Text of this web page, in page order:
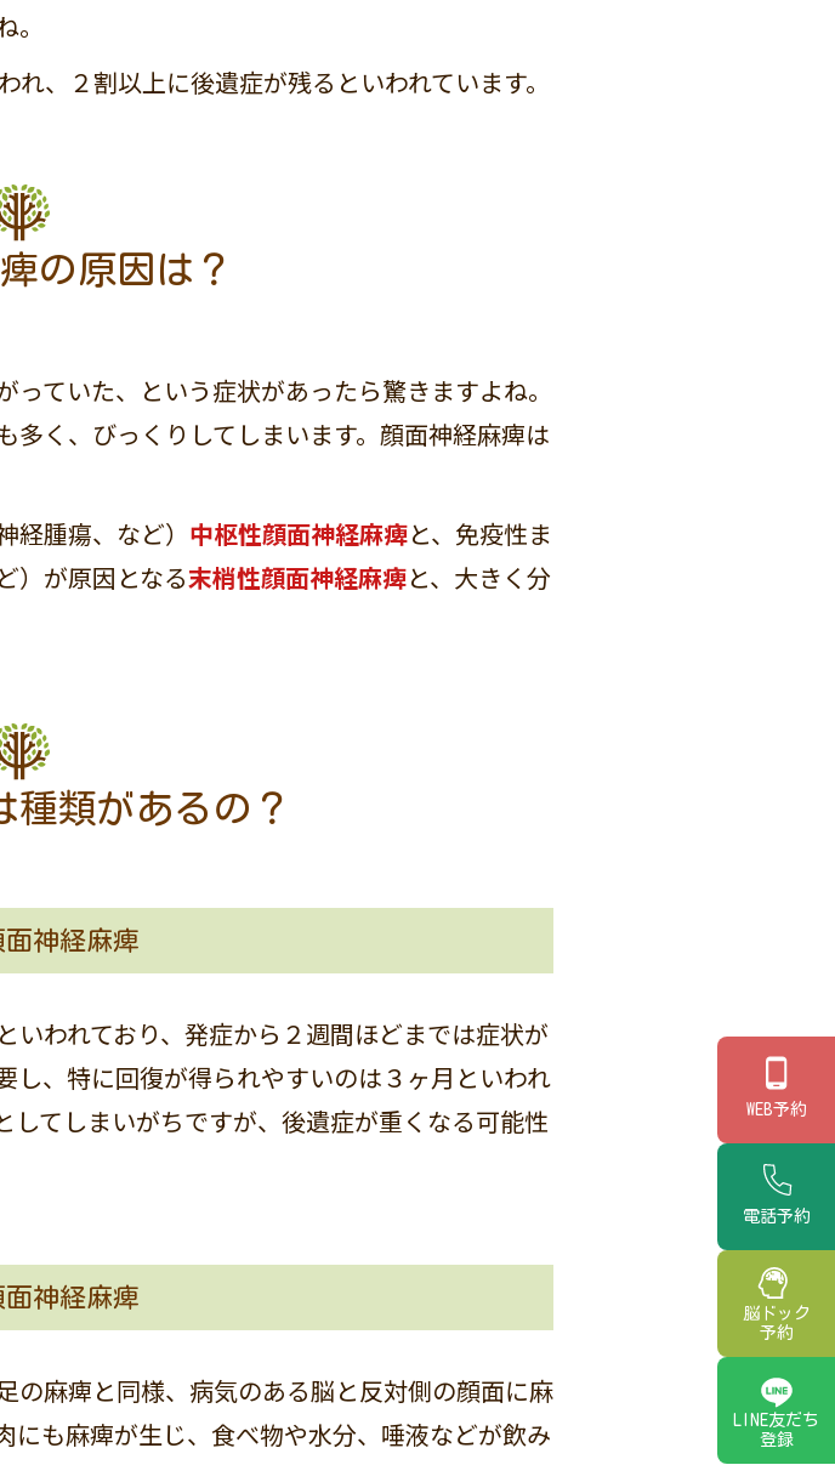
WEB予約
電話予約
脳ドック
予約
LINE友だち
登録
、２割以上に後遺症が残るといわれています。
の原因は？
ていた、という症状があったら驚きますよね。
く、びっくりしてしまいます。顔面神経麻痺は
腫瘍、など） 中枢性顔面神経麻痺と、免疫性ま
）が原因となる末梢性顔面神経麻痺と、大きく分
種類があるの？
神経麻痺
われており、発症から２週間ほどまでは症状が
、特に回復が得られやすいのは３ヶ月といわれ
てしまいがちですが、後遺症が重くなる可能性
面神経麻痺
の麻痺と同様、病気のある脳と反対側の顔面に麻
も麻痺が生じ、食べ物や水分、唾液などが飲み